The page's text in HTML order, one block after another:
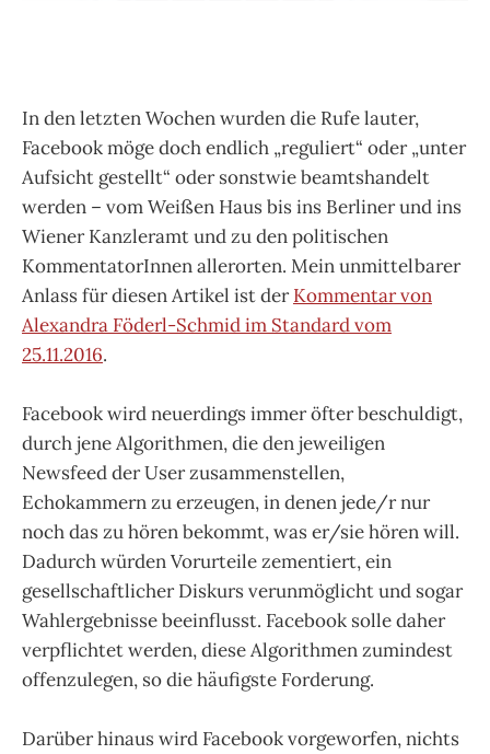
In den letzten Wochen wurden die Rufe lauter,
Facebook möge doch endlich „reguliert“ oder „unter
Aufsicht gestellt“ oder sonstwie beamtshandelt
werden – vom Weißen Haus bis ins Berliner und ins
Wiener Kanzleramt und zu den politischen
KommentatorInnen allerorten. Mein unmittelbarer
Anlass für diesen Artikel ist derKommentar von
Alexandra Föderl-Schmid im Standard vom
25.11.2016.
Facebook wird neuerdings immer öfter beschuldigt,
durch jene Algorithmen, die den jeweiligen
Newsfeed der User zusammenstellen,
Echokammern zu erzeugen, in denen jede/r nur
noch das zu hören bekommt, was er/sie hören will.
Dadurch würden Vorurteile zementiert, ein
gesellschaftlicher Diskurs verunmöglicht und sogar
Wahlergebnisse beeinflusst. Facebook solle daher
verpflichtet werden, diese Algorithmen zumindest
offenzulegen, so die häufigste Forderung.
Darüber hinaus wird Facebook vorgeworfen, nichts